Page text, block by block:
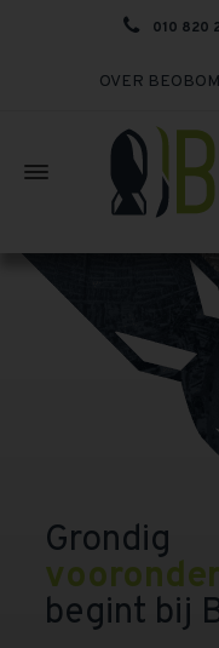
010 820
OVER BEOBOM
Grondig
begint bij